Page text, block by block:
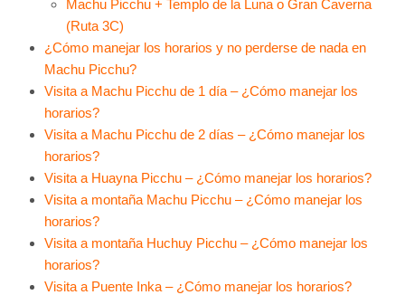
Machu Picchu + Templo de la Luna o Gran Caverna
(Ruta 3C)
¿Cómo manejar los horarios y no perderse de nada en
Machu Picchu?
Visita a Machu Picchu de 1 día – ¿Cómo manejar los
horarios?
Visita a Machu Picchu de 2 días – ¿Cómo manejar los
horarios?
Visita a Huayna Picchu – ¿Cómo manejar los horarios?
Visita a montaña Machu Picchu – ¿Cómo manejar los
horarios?
Visita a montaña Huchuy Picchu – ¿Cómo manejar los
horarios?
Visita a Puente Inka – ¿Cómo manejar los horarios?